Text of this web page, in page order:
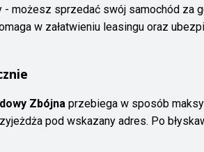
- możesz sprzedać swój samochód
w załatwieniu leasingu oraz
Zbójna przebiega w sposób
pod wskazany adres. Po